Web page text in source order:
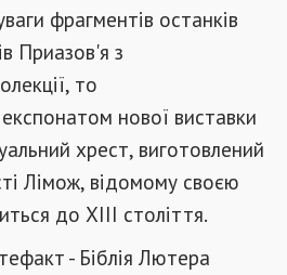
фрагментів останків
Приазов'я з
то
нової виставки
хрест, виготовлений
Лімож, відомому своєю
до XIII століття.
- Біблія Лютера